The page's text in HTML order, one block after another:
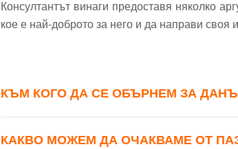
Консултантът винаги предоставя няколко
кое е най-доброто за него и да направи своя
КЪМ КОГО ДА СЕ ОБЪРНЕМ ЗА
КАКВО МОЖЕМ ДА ОЧАКВАМЕ ОТ